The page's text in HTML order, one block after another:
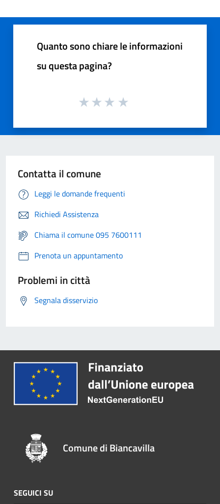
Quanto sono chiare le informazioni
su questa pagina?
Contatta il comune
Leggi le domande frequenti
Richiedi Assistenza
Chiama il comune 095 7600111
Prenota un appuntamento
Problemi in città
Segnala disservizio
Comune di Biancavilla
SEGUICI SU